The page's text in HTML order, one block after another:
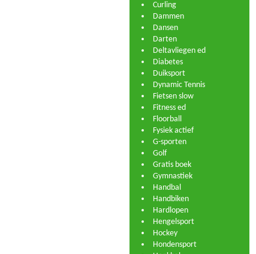
Curling
Dammen
Dansen
Darten
Deltavliegen ed
Diabetes
Duiksport
Dynamic Tennis
Fietsen slow
Fitness ed
Floorball
Fysiek actief
G-sporten
Golf
Gratis boek
Gymnastiek
Handbal
Handbiken
Hardlopen
Hengelsport
Hockey
Hondensport